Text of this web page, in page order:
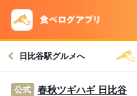
日比谷駅グルメへ
公式 春秋ツギハギ 日比谷